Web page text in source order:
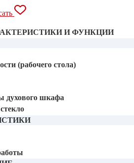
И ФУНКЦИИ
(рабочего стола)
духового шкафа